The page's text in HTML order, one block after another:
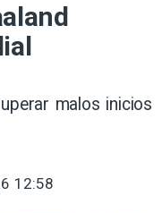
malos inicios
12:58